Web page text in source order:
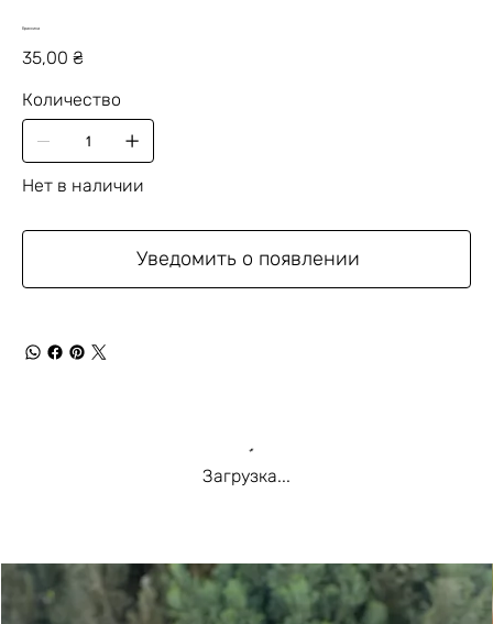
Брассика
Цена
35,00 ₴
Количество
Нет в наличии
Уведомить о появлении
Загрузка...